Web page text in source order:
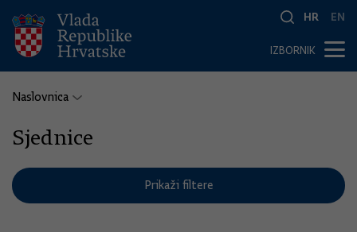
HR EN
IZBORNIK
Naslovnica
Sjednice
Prikaži filtere